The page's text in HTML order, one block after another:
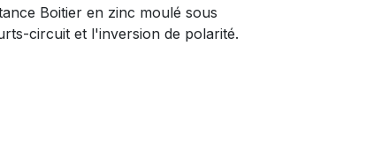
Boitier en zinc moulé sous
circuit et l'inversion de polarité.